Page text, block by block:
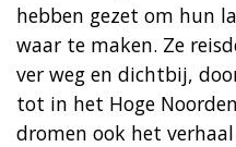
hebben gezet om hun
waar te maken. Ze
ver weg en dichtbij,
tot in het Hoge
dromen ook het